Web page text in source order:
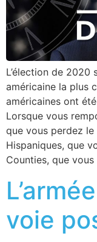
L’élection de 2020
américaine la plus
américaines ont
Lorsque vous
que vous perdez
Hispaniques, que
Counties, que
voie